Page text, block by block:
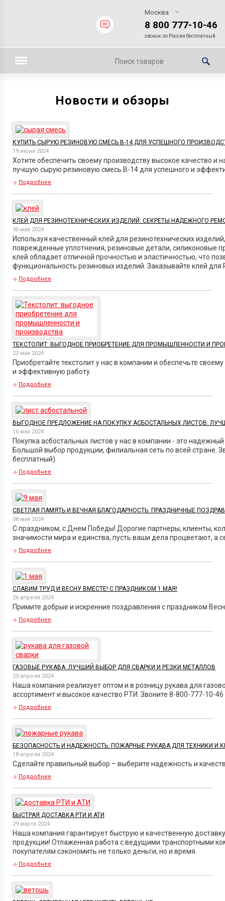
Москва
8 800 777-10-46
звонок по России бесплатный
Новости и обзоры
КУПИТЬ СЫРУЮ РЕЗИНОВУЮ СМЕСЬ В-14 ДЛЯ УСПЕШНОГО
19 июня 2024
Хотите обеспечить своему производству высокое качество
лучшую сырую резиновую смесь В-14 для успешного и
Подробнее
КЛЕЙ ДЛЯ РЕЗИНОТЕХНИЧЕСКИХ ИЗДЕЛИЙ: СЕКРЕТЫ НАДЕЖНОГО
30 мая 2024
Используя качественный клей для резинотехнических
поврежденные уплотнения, резиновые детали, силиконовые
клей обладает отличной прочностью и эластичностью, что
функциональность резиновых изделий. Заказывайте клей для
Подробнее
ТЕКСТОЛИТ: ВЫГОДНОЕ ПРИОБРЕТЕНИЕ ДЛЯ ПРОМЫШЛЕННОСТИ И
22 мая 2024
Приобретайте текстолит у нас в компании и обеспечьте
и эффективную работу.
Подробнее
ВЫГОДНОЕ ПРЕДЛОЖЕНИЕ НА ПОКУПКУ АСБОСТАЛЬНЫХ ЛИСТОВ:
16 мая 2024
Покупка асбостальных листов у нас в компании - это
Большой выбор продукции, филиальная сеть по всей стране.
бесплатный).
Подробнее
СВЕТЛАЯ ПАМЯТЬ И ВЕЧНАЯ БЛАГОДАРНОСТЬ: ПРАЗДНИЧНЫЕ
08 мая 2024
С праздником, с Днем Победы! Дорогие партнеры, клиенты,
значимости мира и единства, пусть ваши дела процветают, а
Подробнее
СЛАВИМ ТРУД И ВЕСНУ ВМЕСТЕ! С ПРАЗДНИКОМ 1 МАЯ!
26 апреля 2024
Примите добрые и искренние поздравления с праздником
Подробнее
ГАЗОВЫЕ РУКАВА: ЛУЧШИЙ ВЫБОР ДЛЯ СВАРКИ И РЕЗКИ МЕТАЛЛОВ
23 апреля 2024
Наша компания реализует оптом и в розницу рукава для
ассортимент и высокое качество РТИ. Звоните 8-800-777-10-
Подробнее
БЕЗОПАСНОСТЬ И НАДЕЖНОСТЬ: ПОЖАРНЫЕ РУКАВА ДЛЯ ТЕХНИКИ И
18 апреля 2024
Сделайте правильный выбор – выберите надежность и
Подробнее
БЫСТРАЯ ДОСТАВКА РТИ И АТИ
29 марта 2024
Наша компания гарантирует быструю и качественную
продукции! Отлаженная работа с ведущими транспортными
покупателям сэкономить не только деньги, но и время.
Подробнее